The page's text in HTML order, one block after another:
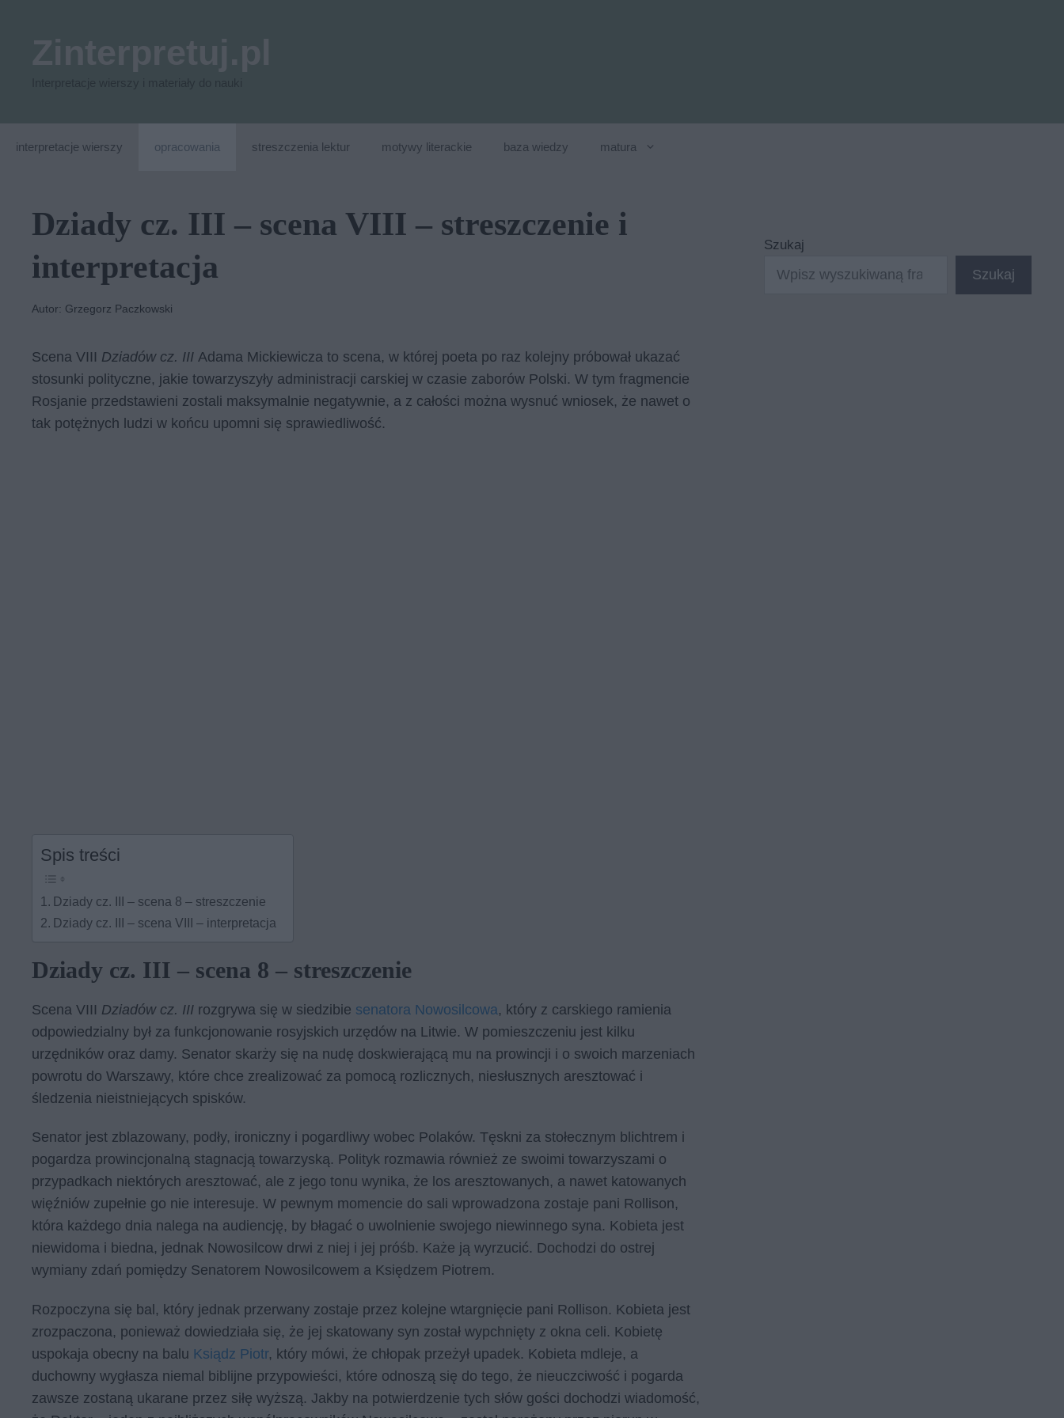
interpretacje wierszy opracowania streszczenia lektur motywy literackie baza wiedzy matura
Dziady cz. III – scena VIII – streszczenie i
interpretacja
Autor: Grzegorz Paczkowski
Scena VIII Dziadów cz. III Adama Mickiewicza to scena, w której poeta po raz kolejny próbował ukazać
stosunki polityczne, jakie towarzyszyły administracji carskiej w czasie zaborów Polski. W tym fragmencie
Rosjanie przedstawieni zostali maksymalnie negatywnie, a z całości można wysnuć wniosek, że nawet o
tak potężnych ludzi w końcu upomni się sprawiedliwość.
Spis treści
Dziady cz. III – scena 8 – streszczenie
Dziady cz. III – scena VIII – interpretacja
Dziady cz. III – scena 8 – streszczenie
Scena VIII Dziadów cz. III rozgrywa się w siedzibie senatora Nowosilcowa, który z carskiego ramienia
odpowiedzialny był za funkcjonowanie rosyjskich urzędów na Litwie. W pomieszczeniu jest kilku
urzędników oraz damy. Senator skarży się na nudę doskwierającą mu na prowincji i o swoich marzeniach
powrotu do Warszawy, które chce zrealizować za pomocą rozlicznych, niesłusznych aresztować i
śledzenia nieistniejących spisków.
Senator jest zblazowany, podły, ironiczny i pogardliwy wobec Polaków. Tęskni za stołecznym blichtrem i
pogardza prowincjonalną stagnacją towarzyską. Polityk rozmawia również ze swoimi towarzyszami o
przypadkach niektórych aresztować, ale z jego tonu wynika, że los aresztowanych, a nawet katowanych
więźniów zupełnie go nie interesuje. W pewnym momencie do sali wprowadzona zostaje pani Rollison,
która każdego dnia nalega na audiencję, by błagać o uwolnienie swojego niewinnego syna. Kobieta jest
niewidoma i biedna, jednak Nowosilcow drwi z niej i jej próśb. Każe ją wyrzucić. Dochodzi do ostrej
wymiany zdań pomiędzy Senatorem Nowosilcowem a Księdzem Piotrem.
Rozpoczyna się bal, który jednak przerwany zostaje przez kolejne wtargnięcie pani Rollison. Kobieta jest
zrozpaczona, ponieważ dowiedziała się, że jej skatowany syn został wypchnięty z okna celi. Kobietę
uspokaja obecny na balu Ksiądz Piotr, który mówi, że chłopak przeżył upadek. Kobieta mdleje, a
duchowny wygłasza niemal biblijne przypowieści, które odnoszą się do tego, że nieuczciwość i pogarda
zawsze zostaną ukarane przez siłę wyższą. Jakby na potwierdzenie tych słów gości dochodzi wiadomość,
Szukaj
Szukaj